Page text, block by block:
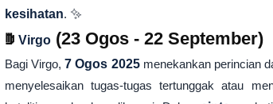
kesihatan. ✨
♍ Virgo(23 Ogos - 22 September)
Bagi Virgo,7 Ogos 2025menekankan perincian
menyelesaikan tugas-tugas tertunggak atau